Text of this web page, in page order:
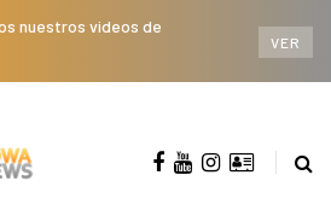
nuestros videos de
VER